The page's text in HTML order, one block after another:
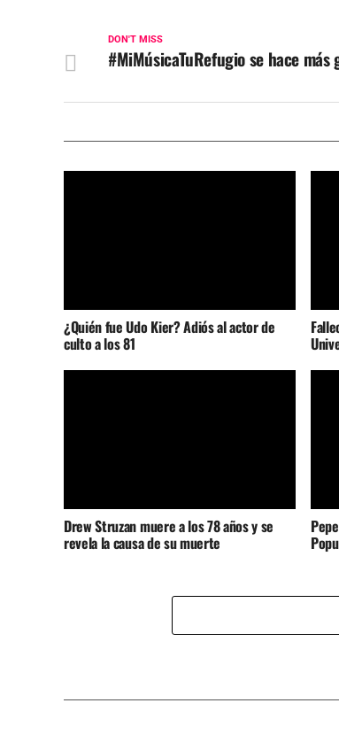
DON'T MISS
#MiMúsicaTuRefugio se hace más
¿Quién fue Udo Kier? Adiós al actor de
culto a los 81
Drew Struzan muere a los 78 años y se
revela la causa de su muerte